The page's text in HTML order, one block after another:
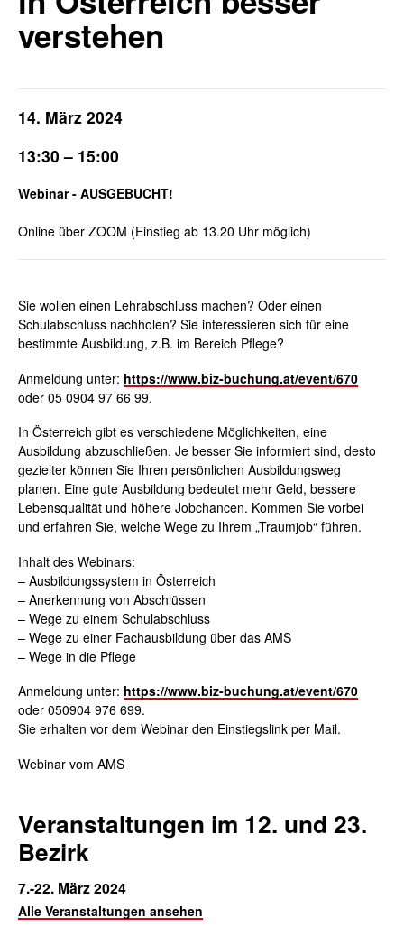
verstehen
14. März 2024
13:30 – 15:00
Webinar - AUSGEBUCHT!
Online über ZOOM (Einstieg ab 13.20 Uhr möglich)
Sie wollen einen Lehrabschluss machen? Oder einen
Schulabschluss nachholen? Sie interessieren sich für eine
bestimmte Ausbildung, z.B. im Bereich Pflege?
Anmeldung unter: https://www.biz-buchung.at/event/670
oder 05 0904 97 66 99.
In Österreich gibt es verschiedene Möglichkeiten, eine
Ausbildung abzuschließen. Je besser Sie informiert sind, desto
gezielter können Sie Ihren persönlichen Ausbildungsweg
planen. Eine gute Ausbildung bedeutet mehr Geld, bessere
Lebensqualität und höhere Jobchancen. Kommen Sie vorbei
und erfahren Sie, welche Wege zu Ihrem „Traumjob“ führen.
Inhalt des Webinars:
– Ausbildungssystem in Österreich
– Anerkennung von Abschlüssen
– Wege zu einem Schulabschluss
– Wege zu einer Fachausbildung über das AMS
– Wege in die Pflege
Anmeldung unter: https://www.biz-buchung.at/event/670
oder 050904 976 699.
Sie erhalten vor dem Webinar den Einstiegslink per Mail.
Webinar vom AMS
Veranstaltungen im 12. und 23.
Bezirk
7.-22. März 2024
Alle Veranstaltungen ansehen